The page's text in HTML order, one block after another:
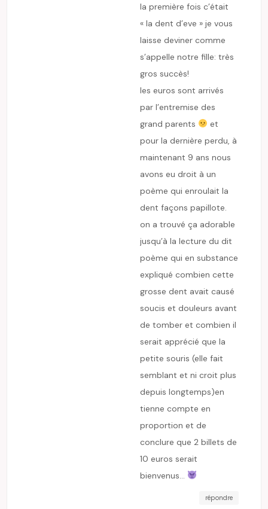
la première fois c’était
« la dent d’eve » je vous
laisse deviner comme
s’appelle notre fille: très
gros succès!
les euros sont arrivés
par l’entremise des
grand parents
et
pour la dernière perdu, à
maintenant 9 ans nous
avons eu droit à un
poème qui enroulait la
dent façons papillote.
on a trouvé ça adorable
jusqu’à la lecture du dit
poème qui en substance
expliqué combien cette
grosse dent avait causé
soucis et douleurs avant
de tomber et combien il
serait apprécié que la
petite souris (elle fait
semblant et ni croit plus
depuis longtemps)en
tienne compte en
proportion et de
conclure que 2 billets de
10 euros serait
bienvenus…
répondre